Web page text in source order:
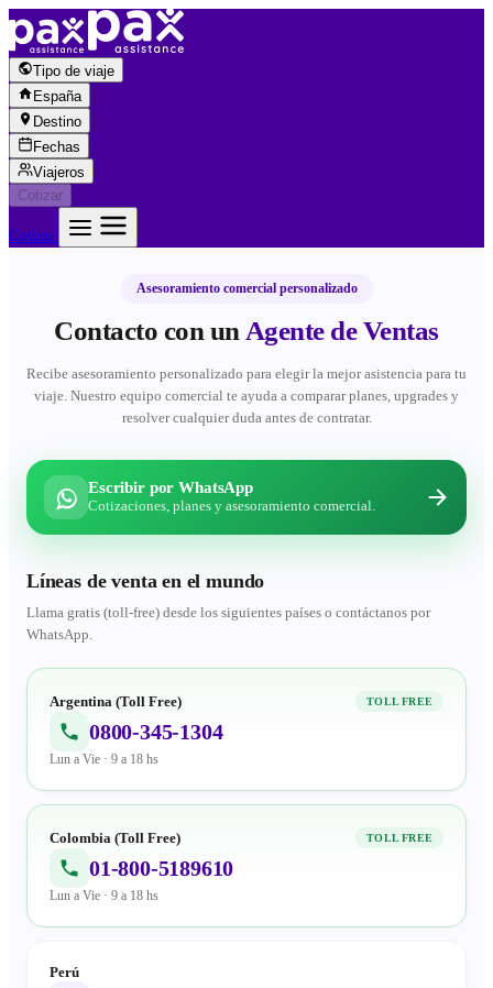
Saltar al contenido
Tipo de viaje
España
Destino
Fechas
Viajeros
Cotizar
Cotizar
Asesoramiento comercial personalizado
Contacto con un Agente de Ventas
Recibe asesoramiento personalizado para elegir la mejor asistencia para tu
viaje. Nuestro equipo comercial te ayuda a comparar planes, upgrades y
resolver cualquier duda antes de contratar.
Escribir por WhatsApp
Cotizaciones, planes y asesoramiento comercial.
Líneas de venta en el mundo
Llama gratis (toll-free) desde los siguientes países o contáctanos por
WhatsApp.
Argentina (Toll Free) TOLL FREE
0800-345-1304
Lun a Vie · 9 a 18 hs
Colombia (Toll Free) TOLL FREE
01-800-5189610
Lun a Vie · 9 a 18 hs
Perú